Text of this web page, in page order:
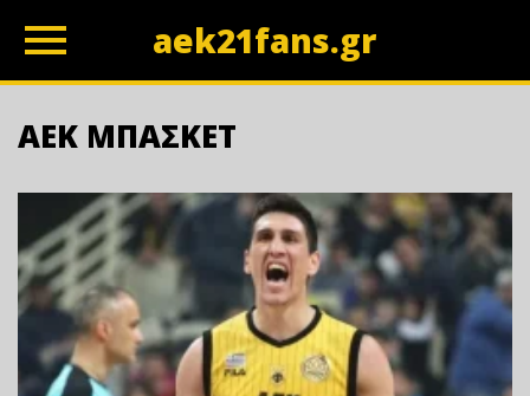
aek21fans.gr
ΑΕΚ ΜΠΑΣΚΕΤ